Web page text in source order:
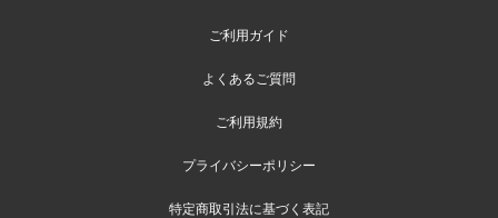
ご利用ガイド
よくあるご質問
ご利用規約
プライバシーポリシー
特定商取引法に基づく表記